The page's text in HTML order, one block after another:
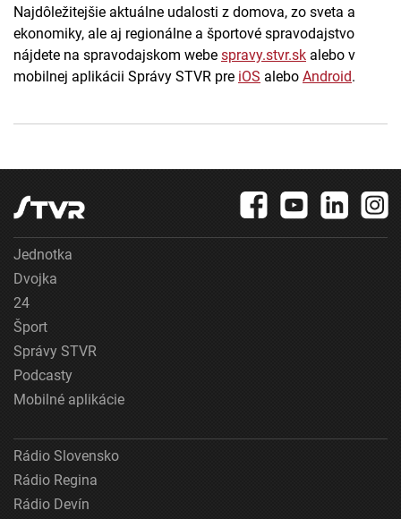
Najdôležitejšie aktuálne udalosti z domova, zo sveta a
ekonomiky, ale aj regionálne a športové spravodajstvo
nájdete na spravodajskom webe spravy.stvr.sk alebo v
mobilnej aplikácii Správy STVR pre iOS alebo Android.
Jednotka
Dvojka
24
Šport
Správy STVR
Podcasty
Mobilné aplikácie
Rádio Slovensko
Rádio Regina
Rádio Devín